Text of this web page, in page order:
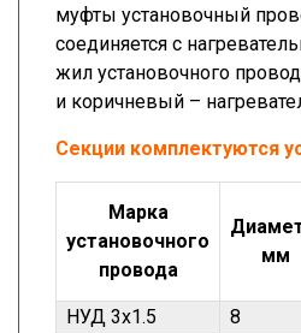
муфты установочный
соединяется с
жил установочного
и коричневый –
Секции комплектуются
Марка
установочного
провода
мм
НУД 3х1.5
8